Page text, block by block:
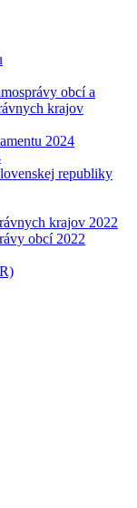
obcí a
krajov
2024
republiky
krajov 2022
obcí 2022